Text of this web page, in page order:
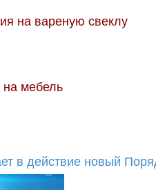
на вареную свеклу
мебель
в действие новый